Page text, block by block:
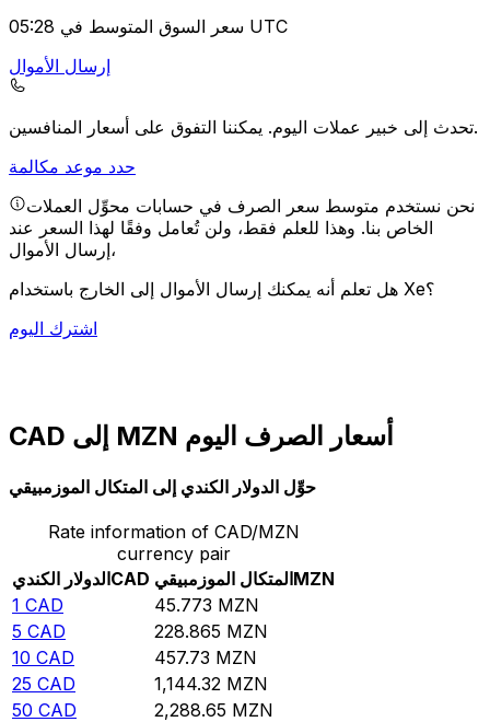
سعر السوق المتوسط في 05:28 UTC
إرسال الأموال
تحدث إلى خبير عملات اليوم.يمكننا التفوق على أسعار المنافسين.
حدد موعد مكالمة
نحن نستخدم متوسط سعر الصرف في حسابات محوِّل العملات
الخاص بنا. وهذا للعلم فقط، ولن تُعامل وفقًا لهذا السعر عند
إرسال الأموال،
هل تعلم أنه يمكنك إرسال الأموال إلى الخارج باستخدام Xe؟
اشترك اليوم
CAD إلى MZN أسعار الصرف اليوم
حوِّل الدولار الكندي إلى المتكال الموزمبيقي
Rate information of CAD/MZN
currency pair
الدولار الكنديCAD المتكال الموزمبيقيMZN
1 CAD 45.773 MZN
5 CAD 228.865 MZN
10 CAD 457.73 MZN
25 CAD 1,144.32 MZN
50 CAD 2,288.65 MZN